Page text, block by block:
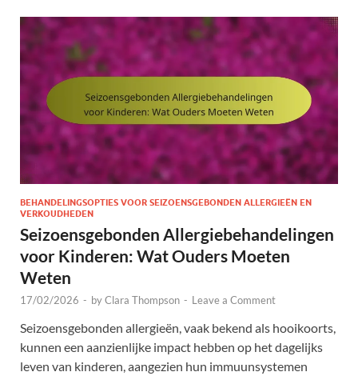
BEHANDELINGSOPTIES VOOR SEIZOENSGEBONDEN ALLERGIEËN EN
VERKOUDHEDEN
Seizoensgebonden Allergiebehandelingen
voor Kinderen: Wat Ouders Moeten
Weten
17/02/2026 - byClara Thompson - Leave a Comment
Seizoensgebonden allergieën, vaak bekend als hooikoorts,
kunnen een aanzienlijke impact hebben op het dagelijks
leven van kinderen, aangezien hun immuunsystemen